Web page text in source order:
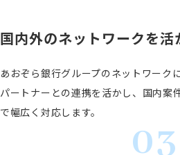
国内外のネットワークを活
あおぞら銀行グループのネットワーク
パートナーとの連携を活かし、国内案
で幅広く対応します。